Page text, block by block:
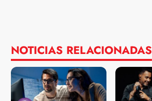
NOTICIAS RELACIONADAS